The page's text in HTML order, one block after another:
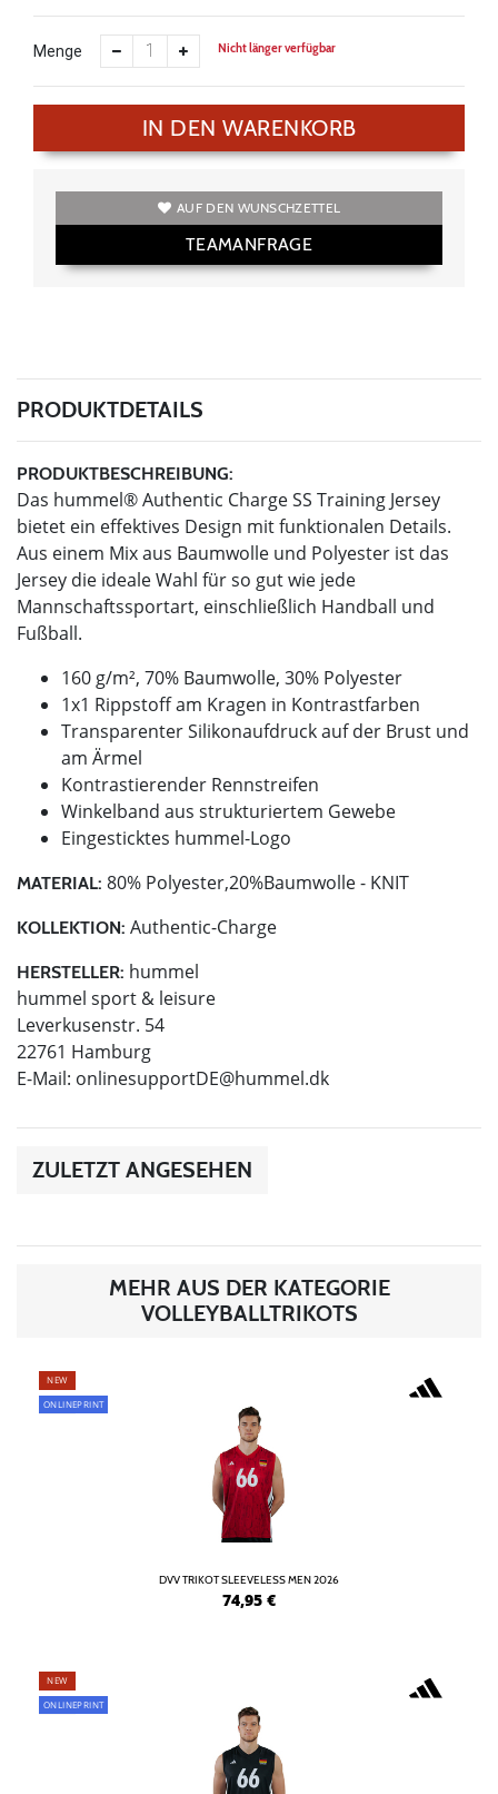
Menge Nicht länger verfügbar
IN DEN WARENKORB
AUF DEN WUNSCHZETTEL
TEAMANFRAGE
PRODUKTDETAILS
PRODUKTBESCHREIBUNG:
Das hummel® Authentic Charge SS Training Jersey
bietet ein effektives Design mit funktionalen Details.
Aus einem Mix aus Baumwolle und Polyester ist das
Jersey die ideale Wahl für so gut wie jede
Mannschaftssportart, einschließlich Handball und
Fußball.
160 g/m², 70% Baumwolle, 30% Polyester
1x1 Rippstoff am Kragen in Kontrastfarben
Transparenter Silikonaufdruck auf der Brust und
am Ärmel
Kontrastierender Rennstreifen
Winkelband aus strukturiertem Gewebe
Eingesticktes hummel-Logo
MATERIAL: 80% Polyester,20%Baumwolle - KNIT
KOLLEKTION: Authentic-Charge
HERSTELLER: hummel
hummel sport & leisure
Leverkusenstr. 54
22761 Hamburg
E-Mail: onlinesupportDE@hummel.dk
ZULETZT ANGESEHEN
MEHR AUS DER KATEGORIE
VOLLEYBALLTRIKOTS
NEW
ONLINEPRINT
DVV TRIKOT SLEEVELESS MEN 2026
74,95 €
NEW
ONLINEPRINT